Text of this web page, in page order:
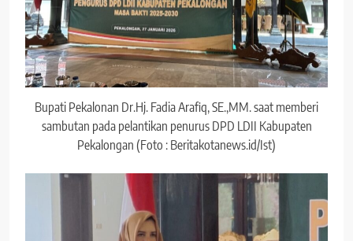
Bupati Pekalonan Dr.Hj. Fadia Arafiq, SE.,MM. saat memberi
sambutan pada pelantikan penurus DPD LDII Kabupaten
Pekalongan (Foto : Beritakotanews.id/Ist)